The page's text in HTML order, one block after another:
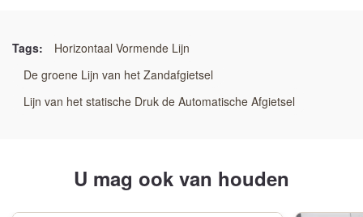
moulding_safety:
Hoge veiligheid
moulding_efficiency:
Tags:
Horizontaal Vormende Lijn
De groene Lijn van het Zandafgietsel
Lijn van het statische Druk de Automatische Afgietsel
U mag ook van houden